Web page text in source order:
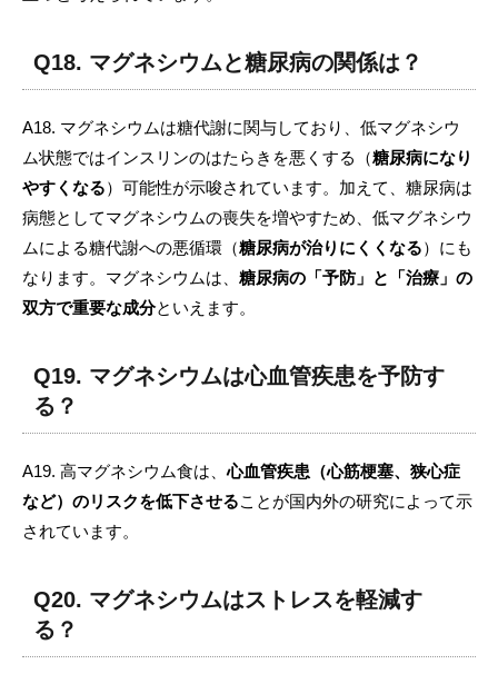
Q18. マグネシウムと糖尿病の関係は？
A18. マグネシウムは糖代謝に関与しており、低マグネシウ
ム状態ではインスリンのはたらきを悪くする（糖尿病になり
やすくなる）可能性が示唆されています。加えて、糖尿病は
病態としてマグネシウムの喪失を増やすため、低マグネシウ
ムによる糖代謝への悪循環（糖尿病が治りにくくなる）にも
なります。マグネシウムは、 糖尿病の「予防」と「治療」の
双方で重要な成分といえます。
Q19. マグネシウムは心血管疾患を予防す
る？
A19. 高マグネシウム食は、心血管疾患（心筋梗塞、狭心症
など）のリスクを低下させることが国内外の研究によって示
されています。
Q20. マグネシウムはストレスを軽減す
る？